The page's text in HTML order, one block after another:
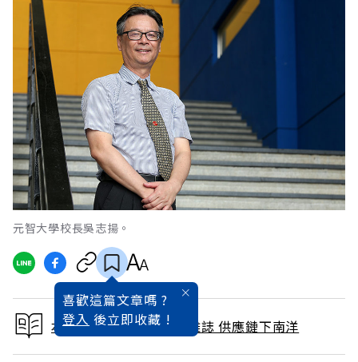
元智大學校長吳志揚。
喜歡這篇文章嗎 ?
登入 後立即收藏 !
本文出自 2019 / 7月號雜誌 供應鏈下南洋